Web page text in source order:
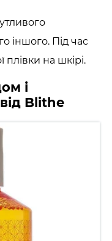
іншого. Під час
на шкірі.
і
Blithe